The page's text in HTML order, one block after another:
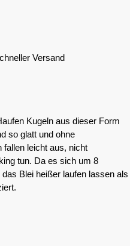
Versand
Kugeln aus dieser Form
so glatt und ohne
fallen leicht aus, nicht
tun. Da es sich um 8
Blei heißer laufen lassen als